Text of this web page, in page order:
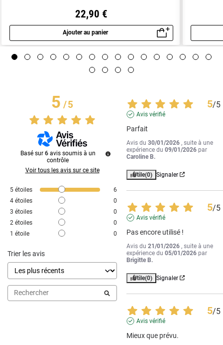
22,90 €
Ajouter au panier
Aperçu rapide
5/5
Basé sur 6 avis soumis à un
contrôle
Voir tous les avis sur ce site
5 étoiles
6
4 étoiles
0
3 étoiles
0
2 étoiles
0
1 étoile 0
Trier les avis
5/5
Avis vérifié
Parfait
Avis du30/01/2026 , suite à une
expérience du09/01/2026 par
Caroline B.
Utile(0) Signaler
5/5
Avis vérifié
Pas encore utilisé !
Avis du21/01/2026 , suite à une
expérience du05/01/2026 par
Brigitte B.
Utile(0) Signaler
5/5
Avis vérifié
Mieux que prévu.